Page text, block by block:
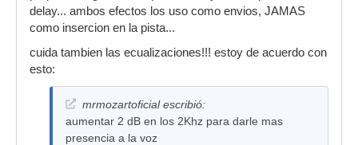
delay... ambos efectos los uso como envios, JAMAS
como insercion en la pista...
cuida tambien las ecualizaciones!!! estoy de acuerdo con
esto:
mrmozartoficial escribió:
aumentar 2 dB en los 2Khz para darle mas
presencia a la voz